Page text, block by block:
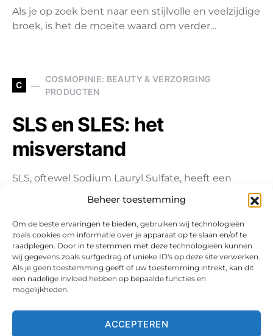
Beheer toestemming
Om de beste ervaringen te bieden, gebruiken wij technologieën
zoals cookies om informatie over je apparaat op te slaan en/of te
raadplegen. Door in te stemmen met deze technologieën kunnen
wij gegevens zoals surfgedrag of unieke ID's op deze site verwerken.
Als je geen toestemming geeft of uw toestemming intrekt, kan dit
een nadelige invloed hebben op bepaalde functies en
mogelijkheden.
ACCEPTEREN
Als je op zoek bent naar een stijlvolle en veelzijdige
broek, is het de moeite waard om verder…
C
COSMOPINIE: BEAUTY & VERZORGING
PRODUCTEN
SLS en SLES: het
misverstand
SLS, oftewel Sodium Lauryl Sulfate, heeft een
slechte naam en dat is niet helemaal onterecht.